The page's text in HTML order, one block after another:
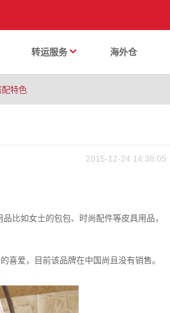
转运服务 海外仓
配特色
2015-12-24 14:38:05
比如女士的包包、时尚配件等皮具用品，
喜爱，目前该品牌在中国尚且没有销售。